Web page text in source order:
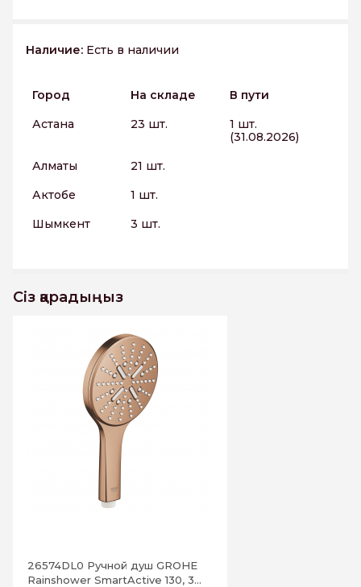
Наличие: Есть в наличии
Город На складе
В пути
Астана
23 шт.
1 шт.
(31.08.2026)
Алматы
21 шт.
Актобе
1 шт.
Шымкент
3 шт.
Сіз қарадыңыз
26574DL0 Ручной душ GROHE
Rainshower SmartActive 130, 3